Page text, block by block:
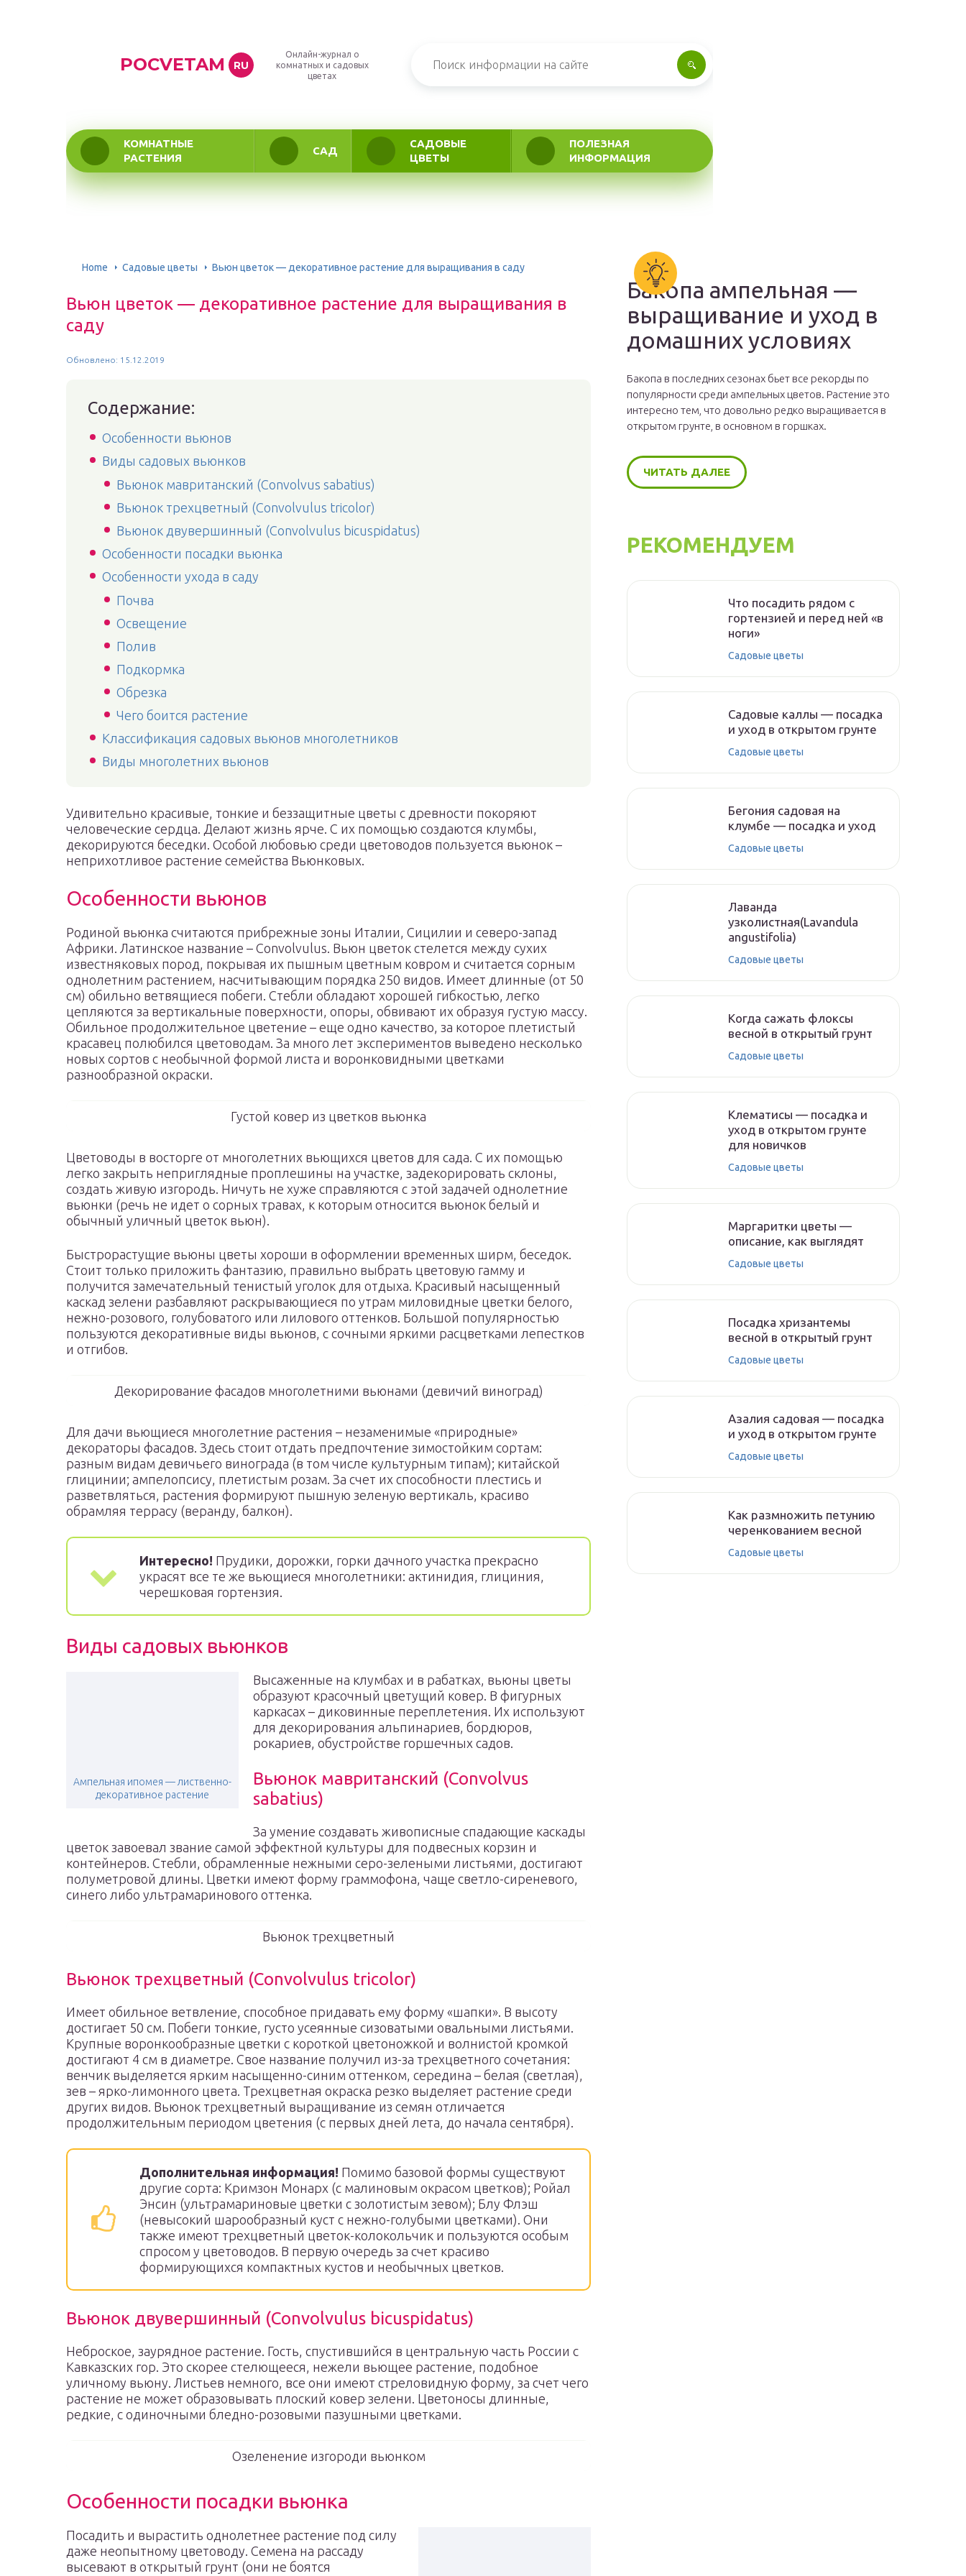
POCVETAM RU
Онлайн-журнал о
комнатных и садовых
цветах
КОМНАТНЫЕ
РАСТЕНИЯ
САД
САДОВЫЕ
ЦВЕТЫ
ПОЛЕЗНАЯ
ИНФОРМАЦИЯ
Home Садовые цветы Вьюн цветок — декоративное растение для выращивания в саду
Вьюн цветок — декоративное растение для выращивания в
саду
Обновлено: 15.12.2019
Содержание:
Особенности вьюнов
Виды садовых вьюнков
Вьюнок мавританский (Convolvus sabatius)
Вьюнок трехцветный (Convolvulus tricolor)
Вьюнок двувершинный (Convolvulus bicuspidatus)
Особенности посадки вьюнка
Особенности ухода в саду
Почва
Освещение
Полив
Подкормка
Обрезка
Чего боится растение
Классификация садовых вьюнов многолетников
Виды многолетних вьюнов
Удивительно красивые, тонкие и беззащитные цветы с древности покоряют
человеческие сердца. Делают жизнь ярче. С их помощью создаются клумбы,
декорируются беседки. Особой любовью среди цветоводов пользуется вьюнок –
неприхотливое растение семейства Вьюнковых.
Особенности вьюнов
Родиной вьюнка считаются прибрежные зоны Италии, Сицилии и северо-запад
Африки. Латинское название – Convolvulus. Вьюн цветок стелется между сухих
известняковых пород, покрывая их пышным цветным ковром и считается сорным
однолетним растением, насчитывающим порядка 250 видов. Имеет длинные (от 50
см) обильно ветвящиеся побеги. Стебли обладают хорошей гибкостью, легко
цепляются за вертикальные поверхности, опоры, обвивают их образуя густую массу.
Обильное продолжительное цветение – еще одно качество, за которое плетистый
красавец полюбился цветоводам. За много лет экспериментов выведено несколько
новых сортов с необычной формой листа и воронковидными цветками
разнообразной окраски.
Густой ковер из цветков вьюнка
Цветоводы в восторге от многолетних вьющихся цветов для сада. С их помощью
легко закрыть неприглядные проплешины на участке, задекорировать склоны,
создать живую изгородь. Ничуть не хуже справляются с этой задачей однолетние
вьюнки (речь не идет о сорных травах, к которым относится вьюнок белый и
обычный уличный цветок вьюн).
Быстрорастущие вьюны цветы хороши в оформлении временных ширм, беседок.
Стоит только приложить фантазию, правильно выбрать цветовую гамму и
получится замечательный тенистый уголок для отдыха. Красивый насыщенный
каскад зелени разбавляют раскрывающиеся по утрам миловидные цветки белого,
нежно-розового, голубоватого или лилового оттенков. Большой популярностью
пользуются декоративные виды вьюнов, с сочными яркими расцветками лепестков
и отгибов.
Декорирование фасадов многолетними вьюнами (девичий виноград)
Для дачи вьющиеся многолетние растения – незаменимые «природные»
декораторы фасадов. Здесь стоит отдать предпочтение зимостойким сортам:
разным видам девичьего винограда (в том числе культурным типам); китайской
глицинии; ампелопсису, плетистым розам. За счет их способности плестись и
разветвляться, растения формируют пышную зеленую вертикаль, красиво
обрамляя террасу (веранду, балкон).
Интересно! Прудики, дорожки, горки дачного участка прекрасно
украсят все те же вьющиеся многолетники: актинидия, глициния,
черешковая гортензия.
Виды садовых вьюнков
Ампельная ипомея — лиственно-
декоративное растение
Высаженные на клумбах и в рабатках, вьюны цветы
образуют красочный цветущий ковер. В фигурных
каркасах – диковинные переплетения. Их используют
для декорирования альпинариев, бордюров,
рокариев, обустройстве горшечных садов.
Вьюнок мавританский (Convolvus
sabatius)
За умение создавать живописные спадающие каскады
цветок завоевал звание самой эффектной культуры для подвесных корзин и
контейнеров. Стебли, обрамленные нежными серо-зелеными листьями, достигают
полуметровой длины. Цветки имеют форму граммофона, чаще светло-сиреневого,
синего либо ультрамаринового оттенка.
Вьюнок трехцветный
Вьюнок трехцветный (Convolvulus tricolor)
Имеет обильное ветвление, способное придавать ему форму «шапки». В высоту
достигает 50 см. Побеги тонкие, густо усеянные сизоватыми овальными листьями.
Крупные воронкообразные цветки с короткой цветоножкой и волнистой кромкой
достигают 4 см в диаметре. Свое название получил из-за трехцветного сочетания:
венчик выделяется ярким насыщенно-синим оттенком, середина – белая (светлая),
зев – ярко-лимонного цвета. Трехцветная окраска резко выделяет растение среди
других видов. Вьюнок трехцветный выращивание из семян отличается
продолжительным периодом цветения (с первых дней лета, до начала сентября).
Дополнительная информация! Помимо базовой формы существуют
другие сорта: Кримзон Монарх (с малиновым окрасом цветков); Ройал
Энсин (ультрамариновые цветки с золотистым зевом); Блу Флэш
(невысокий шарообразный куст с нежно-голубыми цветками). Они
также имеют трехцветный цветок-колокольчик и пользуются особым
спросом у цветоводов. В первую очередь за счет красиво
формирующихся компактных кустов и необычных цветков.
Вьюнок двувершинный (Convolvulus bicuspidatus)
Неброское, заурядное растение. Гость, спустившийся в центральную часть России с
Кавказских гор. Это скорее стелющееся, нежели вьющее растение, подобное
уличному вьюну. Листьев немного, все они имеют стреловидную форму, за счет чего
растение не может образовывать плоский ковер зелени. Цветоносы длинные,
редкие, с одиночными бледно-розовыми пазушными цветками.
Озеленение изгороди вьюнком
Особенности посадки вьюнка
Посадить и вырастить однолетнее растение под силу
даже неопытному цветоводу. Семена на рассаду
высевают в открытый грунт (они не боятся
Бакопа ампельная —
выращивание и уход в
домашних условиях
Бакопа в последних сезонах бьет все рекорды по
популярности среди ампельных цветов. Растение это
интересно тем, что довольно редко выращивается в
открытом грунте, в основном в горшках.
ЧИТАТЬ ДАЛЕЕ
РЕКОМЕНДУЕМ
Что посадить рядом с
гортензией и перед ней «в
ноги»
Садовые цветы
Садовые каллы — посадка
и уход в открытом грунте
Садовые цветы
Бегония садовая на
клумбе — посадка и уход
Садовые цветы
Лаванда
узколистная(Lavandula
angustifolia)
Садовые цветы
Когда сажать флоксы
весной в открытый грунт
Садовые цветы
Клематисы — посадка и
уход в открытом грунте
для новичков
Садовые цветы
Маргаритки цветы —
описание, как выглядят
Садовые цветы
Посадка хризантемы
весной в открытый грунт
Садовые цветы
Азалия садовая — посадка
и уход в открытом грунте
Садовые цветы
Как размножить петунию
черенкованием весной
Садовые цветы